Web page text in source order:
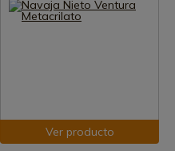
Ver producto